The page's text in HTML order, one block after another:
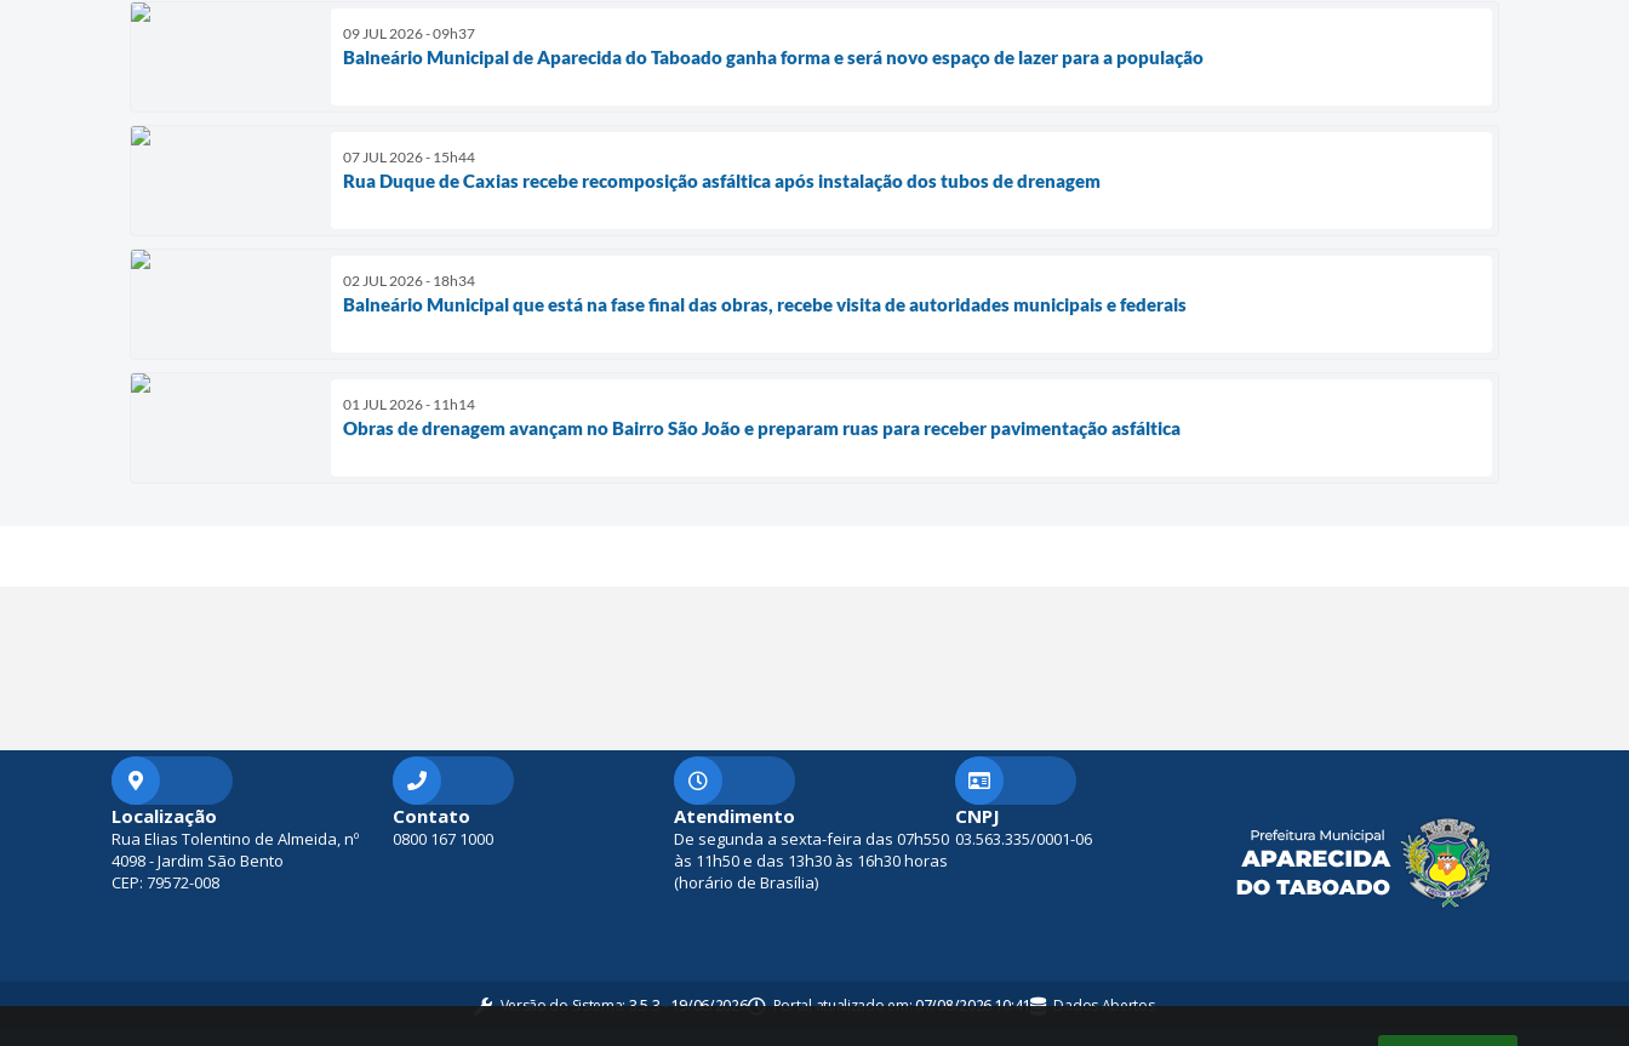
09 JUL 2026 - 09h37
Balneário Municipal de Aparecida do Taboado ganha forma e será novo espaço de lazer para a população
07 JUL 2026 - 15h44
Rua Duque de Caxias recebe recomposição asfáltica após instalação dos tubos de drenagem
02 JUL 2026 - 18h34
Balneário Municipal que está na fase final das obras, recebe visita de autoridades municipais e federais
01 JUL 2026 - 11h14
Obras de drenagem avançam no Bairro São João e preparam ruas para receber pavimentação asfáltica
Localização
Rua Elias Tolentino de Almeida, nº
4098 - Jardim São Bento
CEP: 79572-008
Contato
0800 167 1000
Atendimento
De segunda a sexta-feira das 07h550
às 11h50 e das 13h30 às 16h30 horas
(horário de Brasília)
CNPJ
03.563.335/0001-06
Versão do Sistema:3.5.3 - 19/06/2026 Portal atualizado em:07/08/2026 10:41 Dados Abertos